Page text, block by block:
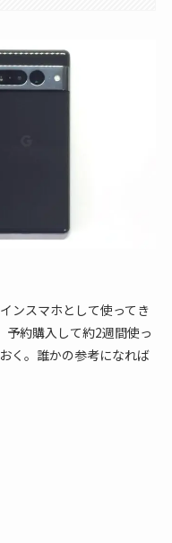
ンスマホとして使ってき
約購入して約2週間使っ
く。誰かの参考になれば